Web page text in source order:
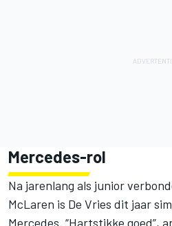
Mercedes-rol
Na jarenlang als junior
McLaren is De Vries dit jaar
Mercedes. “Hartstikke goed”,